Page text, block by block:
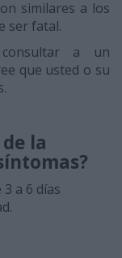
similares a los
ser fatal.
a un
que usted o su
la
a 6 días